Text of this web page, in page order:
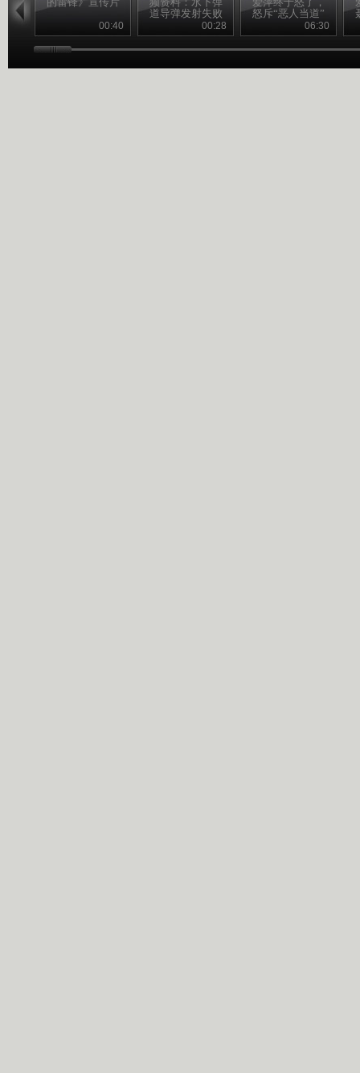
00:40
道导弹发射失败
00:28
怒斥“恶人当道”
06:30